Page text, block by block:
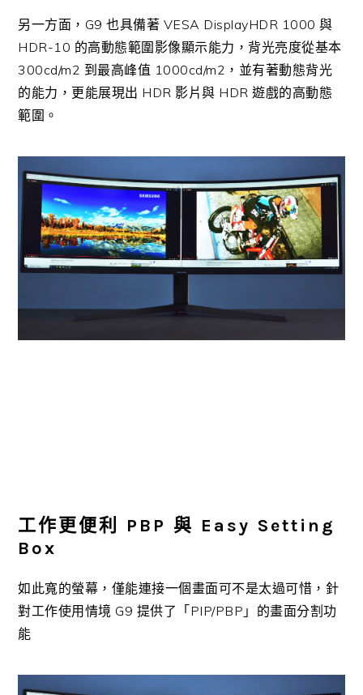
另一方面，G9 也具備著 VESA DisplayHDR 1000 與
HDR-10 的高動態範圍影像顯示能力，背光亮度從基本
300cd/m2 到最高峰值 1000cd/m2，並有著動態背光
的能力，更能展現出 HDR 影片與 HDR 遊戲的高動態
範圍。
工作更便利 PBP 與 Easy Setting
Box
如此寬的螢幕，僅能連接一個畫面可不是太過可惜，針
對工作使用情境 G9 提供了「PIP/PBP」的畫面分割功
能